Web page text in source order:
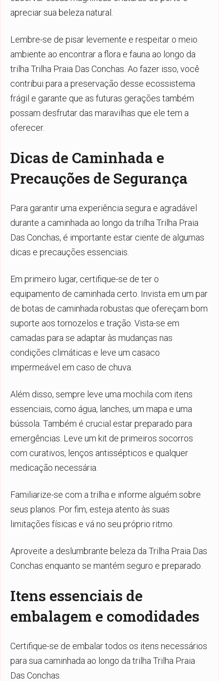
apreciar sua beleza natural.
Lembre-se de pisar levemente e respeitar o meio
ambiente ao encontrar a flora e fauna ao longo da
trilha Trilha Praia Das Conchas. Ao fazer isso, você
contribui para a preservação desse ecossistema
frágil e garante que as futuras gerações também
possam desfrutar das maravilhas que ele tem a
oferecer.
Dicas de Caminhada e
Precauções de Segurança
Para garantir uma experiência segura e agradável
durante a caminhada ao longo da trilha Trilha Praia
Das Conchas, é importante estar ciente de algumas
dicas e precauções essenciais.
Em primeiro lugar, certifique-se de ter o
equipamento de caminhada certo. Invista em um par
de botas de caminhada robustas que ofereçam bom
suporte aos tornozelos e tração. Vista-se em
camadas para se adaptar às mudanças nas
condições climáticas e leve um casaco
impermeável em caso de chuva.
Além disso, sempre leve uma mochila com itens
essenciais, como água, lanches, um mapa e uma
bússola. Também é crucial estar preparado para
emergências. Leve um kit de primeiros socorros
com curativos, lenços antissépticos e qualquer
medicação necessária.
Familiarize-se com a trilha e informe alguém sobre
seus planos. Por fim, esteja atento às suas
limitações físicas e vá no seu próprio ritmo.
Aproveite a deslumbrante beleza da Trilha Praia Das
Conchas enquanto se mantém seguro e preparado.
Itens essenciais de
embalagem e comodidades
Certifique-se de embalar todos os itens necessários
para sua caminhada ao longo da trilha Trilha Praia
Das Conchas.